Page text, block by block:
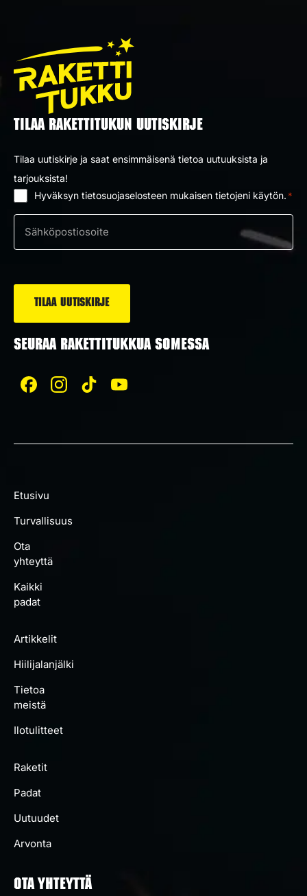
TILAA RAKETTITUKUN UUTISKIRJE
Tilaa uutiskirje ja saat ensimmäisenä tietoa uutuuksista ja
tarjouksista!
Hyväksyn tietosuojaselosteen mukaisen tietojeni käytön. *
Sähköposti
SEURAA RAKETTITUKKUA SOMESSA
Etusivu
Turvallisuus
Ota
yhteyttä
Kaikki
padat
Artikkelit
Hiilijalanjälki
Tietoa
meistä
Ilotulitteet
Raketit
Padat
Uutuudet
Arvonta
OTA YHTEYTTÄ